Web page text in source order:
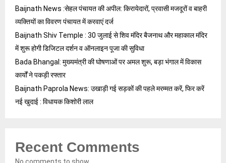
Baijnath News :सेहल पंचायत की अपील: किरायेदारों, प्रवासी मजदूरों व बाहरी
व्यक्तियों का विवरण पंचायत में करवाएं दर्ज
Baijnath Shiv Temple : 30 जुलाई से शिव मंदिर बैजनाथ और महाकाल मंदिर
में शुरू होगी डिजिटल दर्शन व ऑनलाइन पूजा की सुविधा
Bada Bhangal: मुख्यमंत्री की घोषणाओं पर अमल शुरू, बड़ा भंगाल में विकास
कार्यों ने पकड़ी रफ्तार
Baijnath Paprola News: उखाड़ी गई सड़कों की पहले मरम्मत करें, फिर करें
नई खुदाई : विधायक किशोरी लाल
Recent Comments